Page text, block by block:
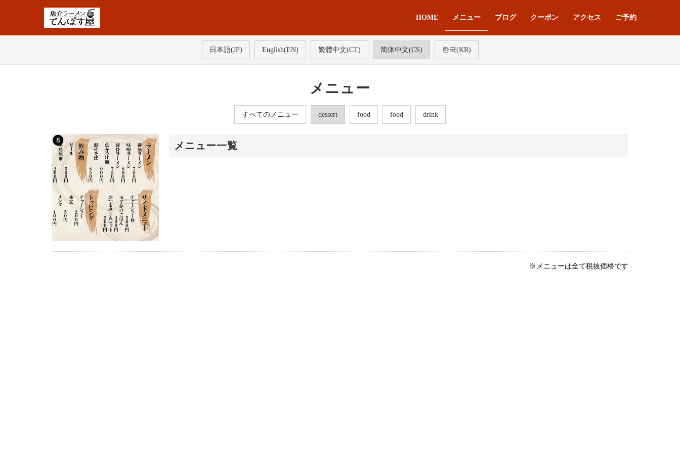
HOME メニュー ブログ クーポン アクセス ご予約
日本語(JP) English(EN) 繁體中文(CT) 简体中文(CS) 한국(KR)
メニュー
すべてのメニュー dessert food food drink
メニュー一覧
※メニューは全て税抜価格です